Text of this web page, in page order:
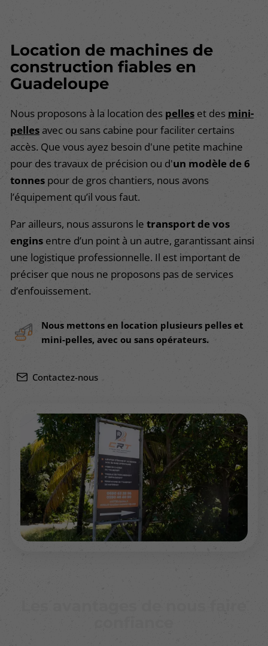
Location de machines de
construction fiables en
Guadeloupe
Nous proposons à la location des pelles et des mini-
pelles avec ou sans cabine pour faciliter certains
accès. Que vous ayez besoin d'une petite machine
pour des travaux de précision ou d'un modèle de 6
tonnes pour de gros chantiers, nous avons
l’équipement qu’il vous faut.
Par ailleurs, nous assurons le transport de vos
engins entre d’un point à un autre, garantissant ainsi
une logistique professionnelle. Il est important de
préciser que nous ne proposons pas de services
d’enfouissement.
Nous mettons en location plusieurs pelles et
mini-pelles, avec ou sans opérateurs.
Contactez-nous